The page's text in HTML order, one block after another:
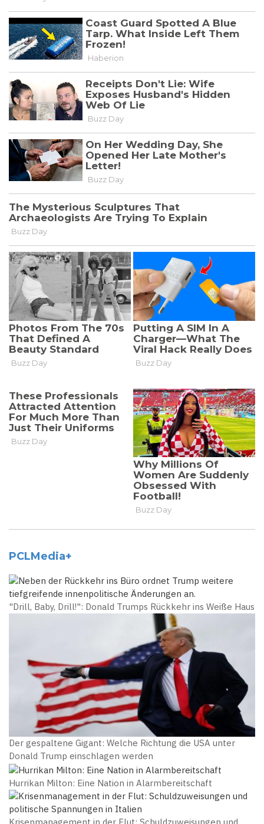
PCLMedia+
"Drill, Baby, Drill!": Donald Trumps Rückkehr ins Weiße Haus
Der gespaltene Gigant: Welche Richtung die USA unter
Donald Trump einschlagen werden
Hurrikan Milton: Eine Nation in Alarmbereitschaft
Krisenmanagement in der Flut: Schuldzuweisungen und